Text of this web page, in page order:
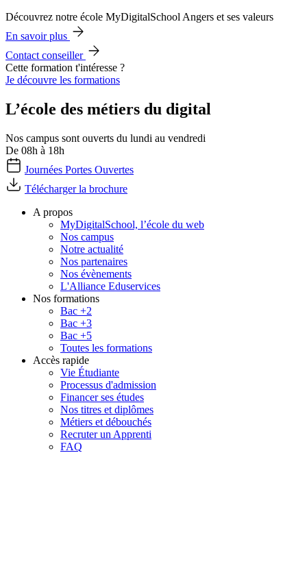
Découvrez notre école MyDigitalSchool Angers et ses valeurs
En savoir plus
Contact conseiller
Cette formation t'intéresse ?
Je découvre les formations
L’école des métiers du digital
Nos campus sont ouverts du lundi au vendredi
De 08h à 18h
Journées Portes Ouvertes
Télécharger la brochure
A propos
MyDigitalSchool, l’école du web
Nos campus
Notre actualité
Nos partenaires
Nos évènements
L'Alliance Eduservices
Nos formations
Bac +2
Bac +3
Bac +5
Toutes les formations
Accès rapide
Vie Étudiante
Processus d'admission
Financer ses études
Nos titres et diplômes
Métiers et débouchés
Recruter un Apprenti
FAQ